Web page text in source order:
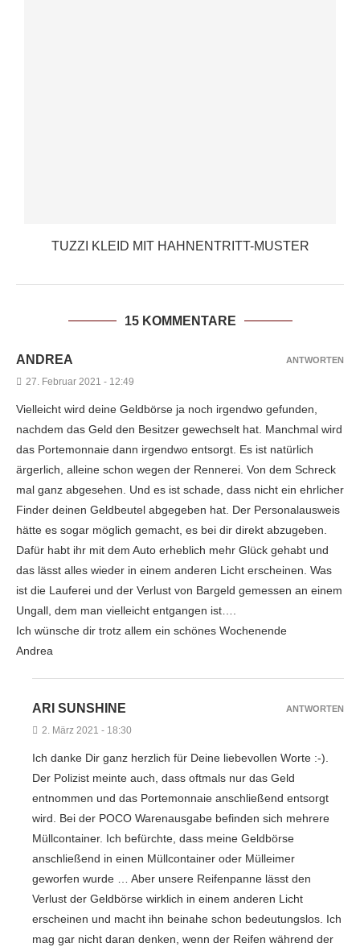
TUZZI KLEID MIT HAHNENTRITT-MUSTER
15 KOMMENTARE
ANDREA
27. Februar 2021 - 12:49
Vielleicht wird deine Geldbörse ja noch irgendwo gefunden,
nachdem das Geld den Besitzer gewechselt hat. Manchmal wird
das Portemonnaie dann irgendwo entsorgt. Es ist natürlich
ärgerlich, alleine schon wegen der Rennerei. Von dem Schreck
mal ganz abgesehen. Und es ist schade, dass nicht ein ehrlicher
Finder deinen Geldbeutel abgegeben hat. Der Personalausweis
hätte es sogar möglich gemacht, es bei dir direkt abzugeben.
Dafür habt ihr mit dem Auto erheblich mehr Glück gehabt und
das lässt alles wieder in einem anderen Licht erscheinen. Was
ist die Lauferei und der Verlust von Bargeld gemessen an einem
Ungall, dem man vielleicht entgangen ist….
Ich wünsche dir trotz allem ein schönes Wochenende
Andrea
ANTWORTEN
ARI SUNSHINE
2. März 2021 - 18:30
Ich danke Dir ganz herzlich für Deine liebevollen Worte :-).
Der Polizist meinte auch, dass oftmals nur das Geld
entnommen und das Portemonnaie anschließend entsorgt
wird. Bei der POCO Warenausgabe befinden sich mehrere
Müllcontainer. Ich befürchte, dass meine Geldbörse
anschließend in einen Müllcontainer oder Mülleimer
geworfen wurde … Aber unsere Reifenpanne lässt den
Verlust der Geldbörse wirklich in einem anderen Licht
erscheinen und macht ihn beinahe schon bedeutungslos. Ich
mag gar nicht daran denken, wenn der Reifen während der
ANTWORTEN